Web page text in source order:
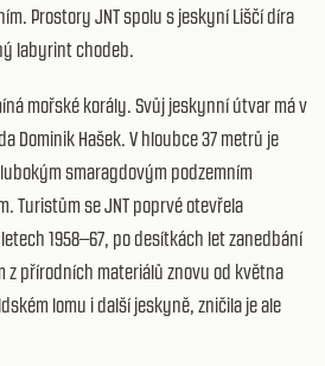
Prostory JNT spolu s jeskyní Liščí díra
labyrint chodeb.
mořské korály. Svůj jeskynní útvar má v
Dominik Hašek. V hloubce 37 metrů je
smaragdovým podzemním
Turistům se JNT poprvé otevřela
1958–67, po desítkách let zanedbání
z přírodních materiálů znovu od května
lomu i další jeskyně, zničila je ale